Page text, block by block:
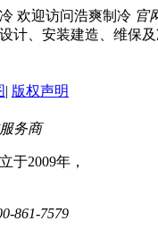
欢迎访问浩爽制冷 官
计、安装建造、维保
| 版权声明
务商
于2009年，
861-7579